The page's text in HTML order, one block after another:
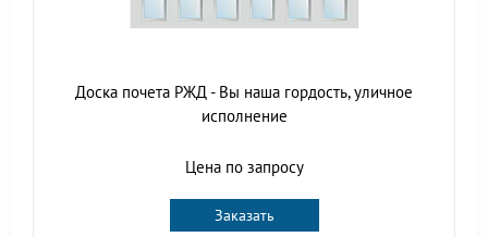
Доска почета РЖД - Вы наша гордость, уличное
исполнение
Цена по запросу
Заказать